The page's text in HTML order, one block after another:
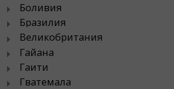
Боливия
Бразилия
Великобритания
Гайана
Гаити
Гватемала